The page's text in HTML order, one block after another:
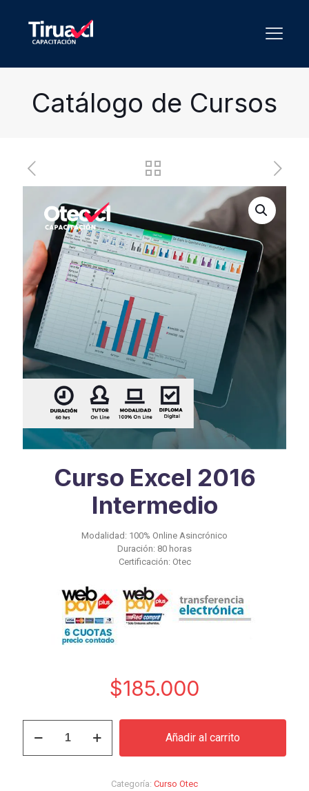
Catálogo de Cursos
Curso Excel 2016
Intermedio
Modalidad: 100% Online Asincrónico
Duración: 80 horas
Certificación: Otec
$185.000
Excel
Añadir al carrito
Categoría: Curso Otec